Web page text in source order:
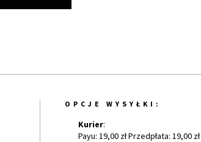
OPCJE WYSYŁKI:
Kurier:
Payu: 19,00 zł Przedpłata: 19,00 zł